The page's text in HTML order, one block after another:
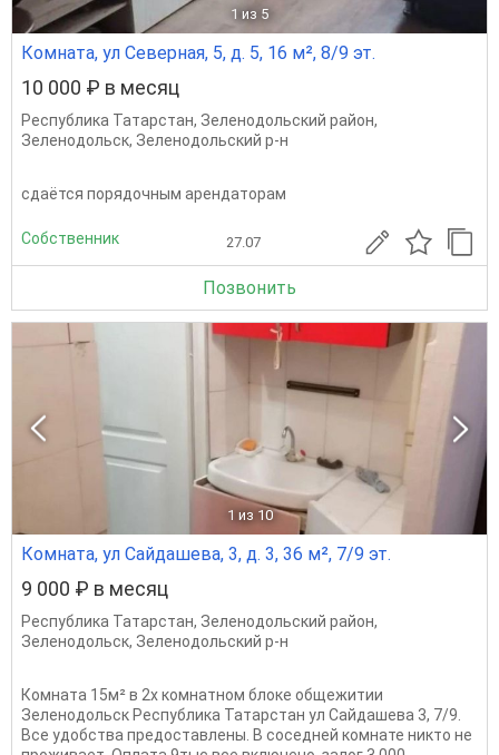
1 из 5
Комната, ул Северная, 5, д. 5, 16 м², 8/9 эт.
10 000 ₽ в месяц
Республика Татарстан, Зеленодольский район,
Зеленодольск, Зеленодольский р-н
сдаётся порядочным арендаторам
Собственник 27.07
Позвонить
1 из 10
Комната, ул Сайдашева, 3, д. 3, 36 м², 7/9 эт.
9 000 ₽ в месяц
Республика Татарстан, Зеленодольский район,
Зеленодольск, Зеленодольский р-н
Комната 15м² в 2х комнатном блоке общежитии
Зеленодольск Республика Татарстан ул Сайдашева 3, 7/9.
Все удобства предоставлены. В соседней комнате никто не